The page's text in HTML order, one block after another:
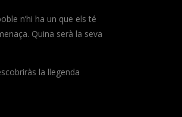
n’hi ha un que els té
Quina serà la seva
la llegenda